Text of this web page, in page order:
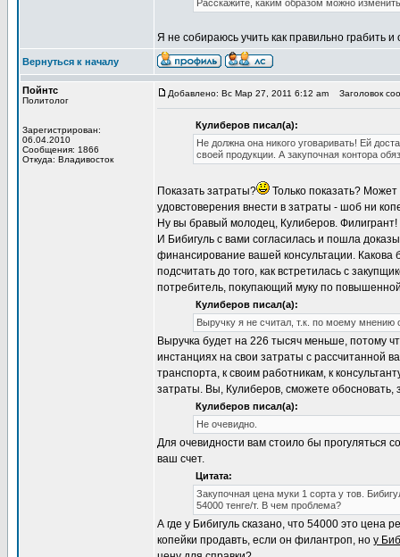
Расскажите, каким образом можно
Я не собираюсь учить как правильно грабить
Вернуться к началу
Пойнтс
Политолог
Зарегистрирован:
06.04.2010
Сообщения: 1866
Откуда: Владивосток
Добавлено: Вс Мар 27, 2011 6:12 am Заголовок
Кулиберов писал(а):
Не должна она никого уговаривать! Ей
своей продукции. А закупочная контора
Показать затраты?
Только показать?
удовстоверения внести в затраты - шоб ни
Ну вы бравый молодец, Кулиберов. Филигрант!
И Бибигуль с вами согласилась и пошла
финансирование вашей консультации. Какова
подсчитать до того, как встретилась с
потребитель, покупающий муку по
Кулиберов писал(а):
Выручку я не считал, т.к. по моему мнению
Выручка будет на 226 тысяч меньше, потому
инстанциях на свои затраты с рассчитанной
транспорта, к своим работникам, к
затраты. Вы, Кулиберов, сможете обосновать,
Кулиберов писал(а):
Не очевидно.
Для очевидности вам стоило бы прогуляться
ваш счет.
Цитата:
Закупочная цена муки 1 сорта у тов.
54000 тенге/т. В чем проблема?
А где у Бибигуль сказано, что 54000 это цена
копейки продавть, если он филантроп, но у